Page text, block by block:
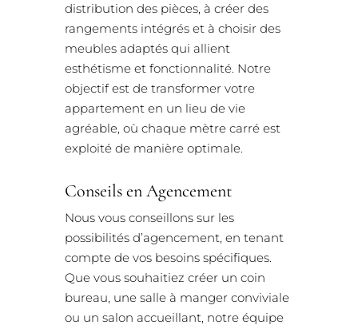
distribution des pièces, à créer des
rangements intégrés et à choisir des
meubles adaptés qui allient
esthétisme et fonctionnalité. Notre
objectif est de transformer votre
appartement en un lieu de vie
agréable, où chaque mètre carré est
exploité de manière optimale.
Conseils en Agencement
Nous vous conseillons sur les
possibilités d’agencement, en tenant
compte de vos besoins spécifiques.
Que vous souhaitiez créer un coin
bureau, une salle à manger conviviale
ou un salon accueillant, notre équipe